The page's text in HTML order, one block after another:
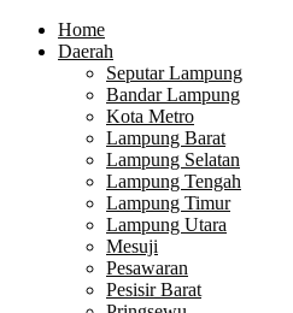
Home
Daerah
Seputar Lampung
Bandar Lampung
Kota Metro
Lampung Barat
Lampung Selatan
Lampung Tengah
Lampung Timur
Lampung Utara
Mesuji
Pesawaran
Pesisir Barat